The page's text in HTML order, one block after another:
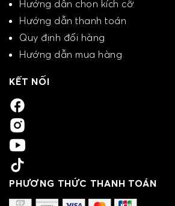
Hướng dẫn chọn kích cỡ
Hướng dẫn thanh toán
Quy định đổi hàng
Hướng dẫn mua hàng
KẾT NỐI
PHƯƠNG THỨC THANH TOÁN